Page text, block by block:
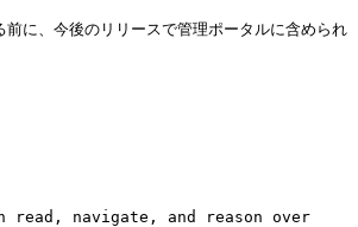
、今後のリリースで管理ポータルに含められ
read, navigate, and reason over